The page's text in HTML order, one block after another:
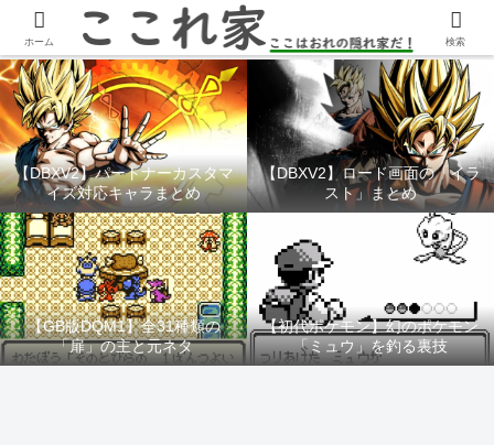
YouTubeチャンネル「ここれ家」
【DBXV2】パートナーカスタマ
イズ対応キャラまとめ
【DBXV2】ロード画面の「イラ
スト」まとめ
【GB版DQM1】全31種類の
「扉」の主と元ネタ
【初代ポケモン】幻のポケモン
「ミュウ」を釣る裏技
ホーム 検索